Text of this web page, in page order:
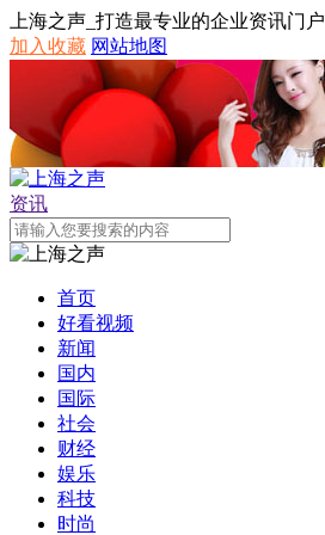
上海之声_打造最专业的企业资讯门户
加入收藏 网站地图
资讯
首页
好看视频
新闻
国内
国际
社会
财经
娱乐
科技
时尚